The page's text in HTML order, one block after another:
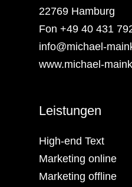
22769 Hamburg
Fon +49 40 431
info@michael-
www.michael-
Leistungen
High-end Text
Marketing online
Marketing offline